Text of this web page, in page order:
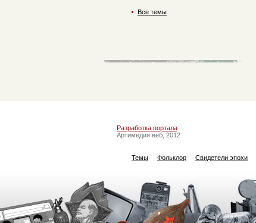
Все темы
Разработка портала
Артимедия веб, 2012
Темы Фольклор Свидетели эпохи